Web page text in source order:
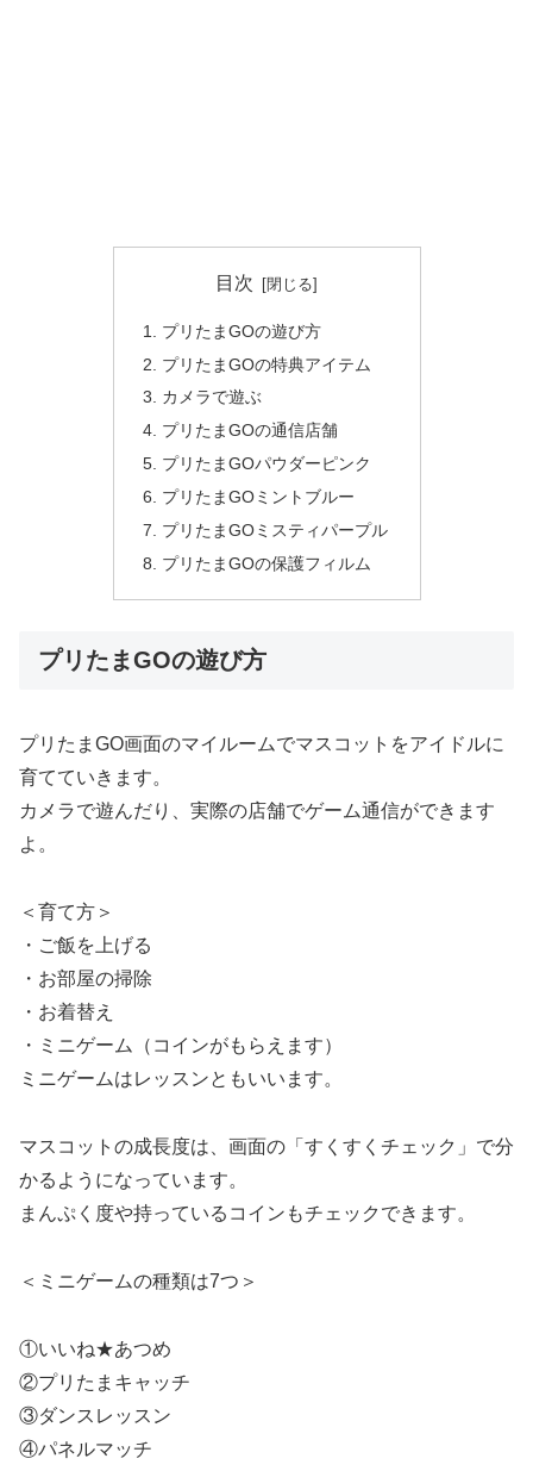
目次
プリたまGOの遊び方
プリたまGOの特典アイテム
カメラで遊ぶ
プリたまGOの通信店舗
プリたまGOパウダーピンク
プリたまGOミントブルー
プリたまGOミスティパープル
プリたまGOの保護フィルム
プリたまGOの遊び方
プリたまGO画面のマイルームでマスコットをアイドルに
育てていきます。
カメラで遊んだり、実際の店舗でゲーム通信ができます
よ。
＜育て方＞
・ご飯を上げる
・お部屋の掃除
・お着替え
・ミニゲーム（コインがもらえます）
ミニゲームはレッスンともいいます。
マスコットの成長度は、画面の「すくすくチェック」で分
かるようになっています。
まんぷく度や持っているコインもチェックできます。
＜ミニゲームの種類は7つ＞
①いいね★あつめ
②プリたまキャッチ
③ダンスレッスン
④パネルマッチ